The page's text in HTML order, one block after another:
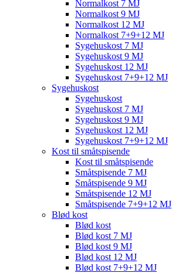
Normalkost 7 MJ
Normalkost 9 MJ
Normalkost 12 MJ
Normalkost 7+9+12 MJ
Sygehuskost 7 MJ
Sygehuskost 9 MJ
Sygehuskost 12 MJ
Sygehuskost 7+9+12 MJ
Sygehuskost
Sygehuskost
Sygehuskost 7 MJ
Sygehuskost 9 MJ
Sygehuskost 12 MJ
Sygehuskost 7+9+12 MJ
Kost til småtspisende
Kost til småtspisende
Småtspisende 7 MJ
Småtspisende 9 MJ
Småtspisende 12 MJ
Småtspisende 7+9+12 MJ
Blød kost
Blød kost
Blød kost 7 MJ
Blød kost 9 MJ
Blød kost 12 MJ
Blød kost 7+9+12 MJ